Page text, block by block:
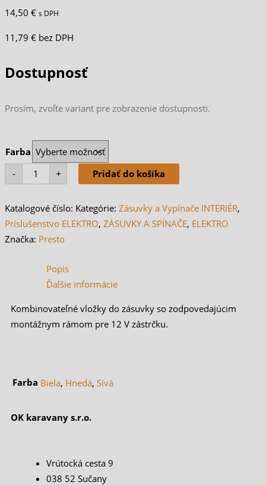
14,50 € s DPH
11,79 € bez DPH
Dostupnosť
Prosím, zvoľte variant pre zobrazenie dostupnosti.
Farba
-
množstvo
12V
štandardná
zásuvka
výklopným
+ Pridať do košíka
Katalogové číslo: Kategórie: Zásuvky a Vypínače INTERIÉR,
Príslušenstvo ELEKTRO, ZÁSUVKY A SPÍNAČE, ELEKTRO
Značka: Presto
Popis
Ďalšie informácie
Kombinovateľné vložky do zásuvky so zodpovedajúcim
montážnym rámom pre 12 V zástrčku.
Farba Biela, Hnedá, Sivá
OK karavany s.r.o.
Vrútocká cesta 9
038 52 Sučany